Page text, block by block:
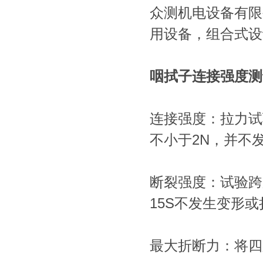
众测机电设备有
用设备，组合式
咽拭子连接强度
连接强度：拉力
不小于2N，并不
断裂强度：试验
15S不发生变形
最大折断力：将